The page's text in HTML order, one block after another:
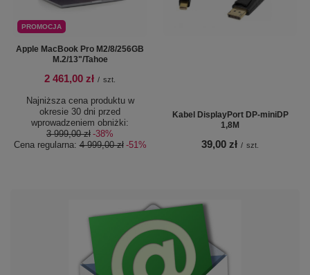
PROMOCJA
Apple MacBook Pro M2/8/256GB
M.2/13"/Tahoe
2 461,00 zł / szt.
Najniższa cena produktu w
okresie 30 dni przed
wprowadzeniem obniżki:
3 999,00 zł -38%
Cena regularna:4 999,00 zł -51%
Kabel DisplayPort DP-miniDP
1,8M
39,00 zł / szt.